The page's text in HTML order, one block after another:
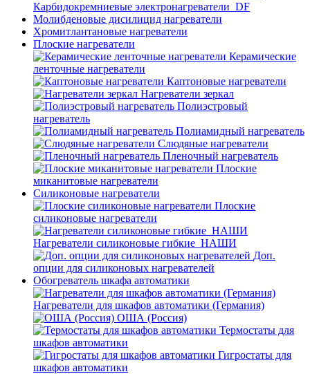
Карбидокремниевые электронагреватели_DF
Молибденовые дисилицид нагреватели
Хромитлантановые нагреватели
Плоские нагреватели
Керамические
ленточные нагреватели
Каптоновые нагреватели
Нагреватели зеркал
Полиэстровый
нагреватель
Полиамидный нагреватель
Слюдяные нагреватели
Пленочный нагреватель
Плоские
миканитовые нагреватели
Силиконовые нагреватели
Плоские
силиконовые нагреватели
Нагреватели силиконовые гибкие_НАШИ
Доп.
опции для силиконовых нагревателей
Обогреватель шкафа автоматики
Нагреватели для шкафов автоматики (Германия)
ОША (Россия)
Термостаты для
шкафов автоматики
Гигростаты для
шкафов автоматики